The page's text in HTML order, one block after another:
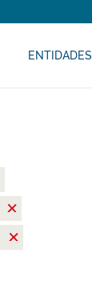
ENTIDADES